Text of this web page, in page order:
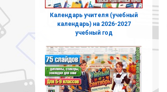
Календарь учителя (учебный
календарь) на 2026-2027
учебный год